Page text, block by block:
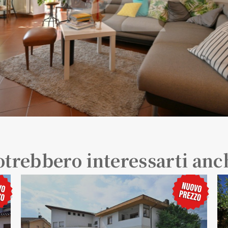
interessarti